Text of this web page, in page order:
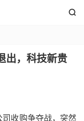

出，科技新贵
收购争夺战，突然